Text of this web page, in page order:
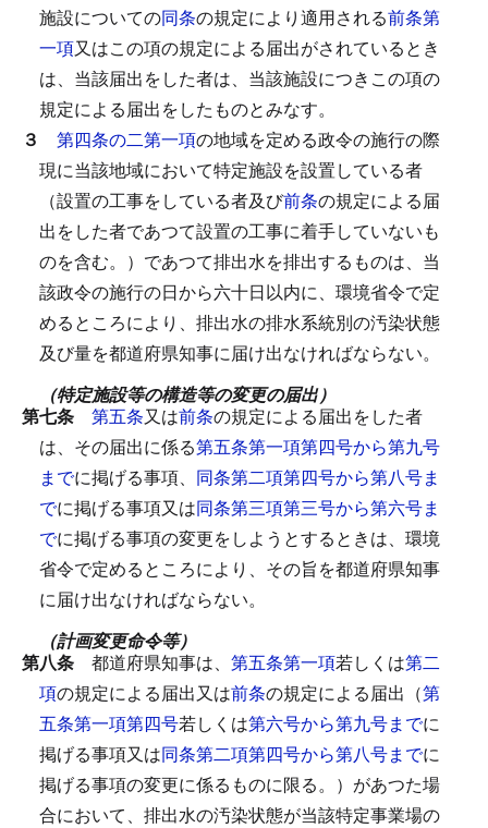
施設についての同条の規定により適用される前条第
一項又はこの項の規定による届出がされているとき
は、当該届出をした者は、当該施設につきこの項の
規定による届出をしたものとみなす。
３ 第四条の二第一項の地域を定める政令の施行の際
現に当該地域において特定施設を設置している者
（設置の工事をしている者及び前条の規定による届
出をした者であつて設置の工事に着手していないも
のを含む。）であつて排出水を排出するものは、当
該政令の施行の日から六十日以内に、環境省令で定
めるところにより、排出水の排水系統別の汚染状態
及び量を都道府県知事に届け出なければならない。
（特定施設等の構造等の変更の届出）
第七条 第五条又は前条の規定による届出をした者
は、その届出に係る第五条第一項第四号から第九号
までに掲げる事項、 同条第二項第四号から第八号ま
でに掲げる事項又は同条第三項第三号から第六号ま
でに掲げる事項の変更をしようとするときは、環境
省令で定めるところにより、その旨を都道府県知事
に届け出なければならない。
（計画変更命令等）
第八条 都道府県知事は、 第五条第一項若しくは第二
項の規定による届出又は前条の規定による届出（第
五条第一項第四号若しくは第六号から第九号までに
掲げる事項又は同条第二項第四号から第八号までに
掲げる事項の変更に係るものに限る。）があつた場
合において、排出水の汚染状態が当該特定事業場の